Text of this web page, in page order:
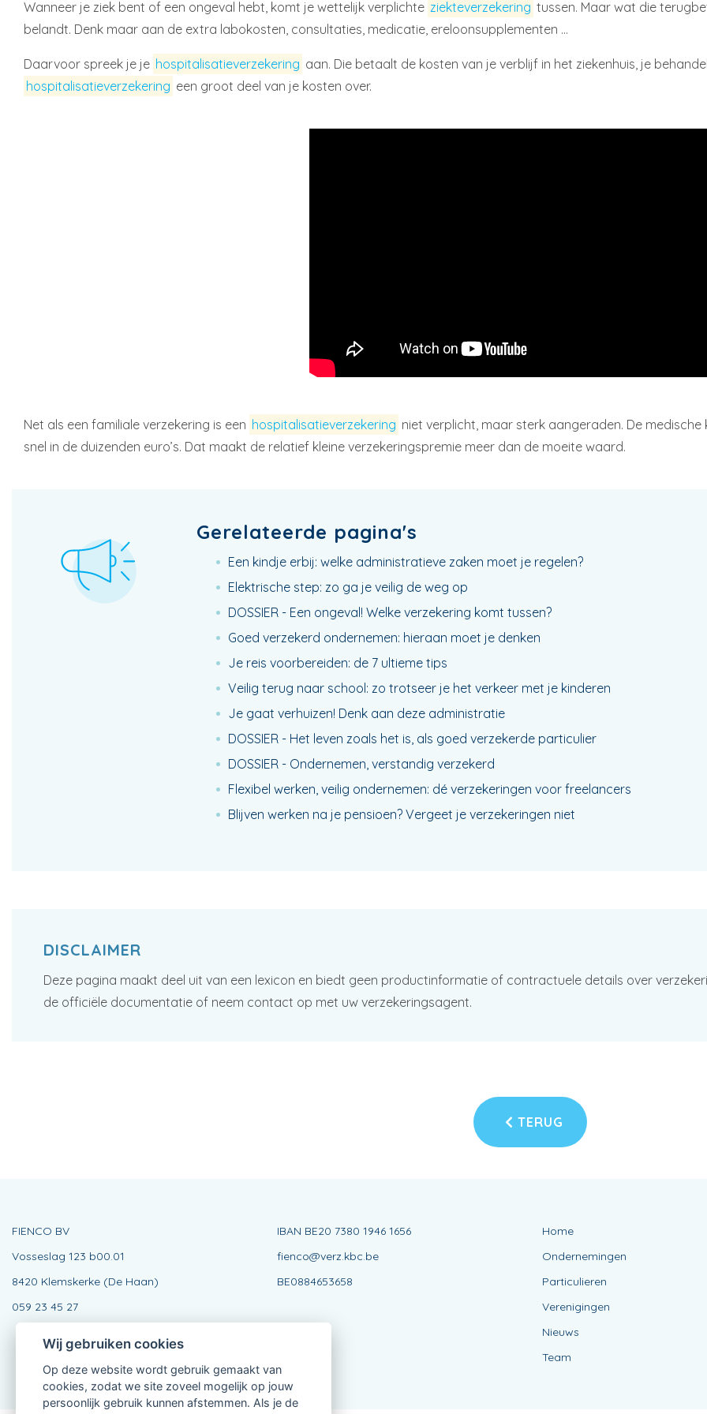
Wanneer je ziek bent of een ongeval hebt, komt je wettelijk verplichte ziekteverzekering tussen. Maar wat die
belandt. Denk maar aan de extra labokosten, consultaties, medicatie, ereloonsupplementen …
Daarvoor spreek je je hospitalisatieverzekering aan. Die betaalt de kosten van je verblijf in het ziekenhuis, je
hospitalisatieverzekering een groot deel van je kosten over.
Net als een familiale verzekering is een hospitalisatieverzekering niet verplicht, maar sterk aangeraden. De
snel in de duizenden euro’s. Dat maakt de relatief kleine verzekeringspremie meer dan de moeite waard.
Gerelateerde pagina's
Een kindje erbij: welke administratieve zaken moet je regelen?
Elektrische step: zo ga je veilig de weg op
DOSSIER - Een ongeval! Welke verzekering komt tussen?
Goed verzekerd ondernemen: hieraan moet je denken
Je reis voorbereiden: de 7 ultieme tips
Veilig terug naar school: zo trotseer je het verkeer met je kinderen
Je gaat verhuizen! Denk aan deze administratie
DOSSIER - Het leven zoals het is, als goed verzekerde particulier
DOSSIER - Ondernemen, verstandig verzekerd
Flexibel werken, veilig ondernemen: dé verzekeringen voor freelancers
Blijven werken na je pensioen? Vergeet je verzekeringen niet
DISCLAIMER
Deze pagina maakt deel uit van een lexicon en biedt geen productinformatie of contractuele details over
de officiële documentatie of neem contact op met uw verzekeringsagent.
TERUG
FIENCO BV
Vosseslag 123 b00.01
8420 Klemskerke (De Haan)
059 23 45 27
IBAN BE20 7380 1946 1656
fienco@verz.kbc.be
BE0884653658
Home
Ondernemingen
Particulieren
Verenigingen
Nieuws
Team
Wij gebruiken cookies
Op deze website wordt gebruik gemaakt van
cookies, zodat we site zoveel mogelijk op jouw
persoonlijk gebruik kunnen afstemmen. Als je de